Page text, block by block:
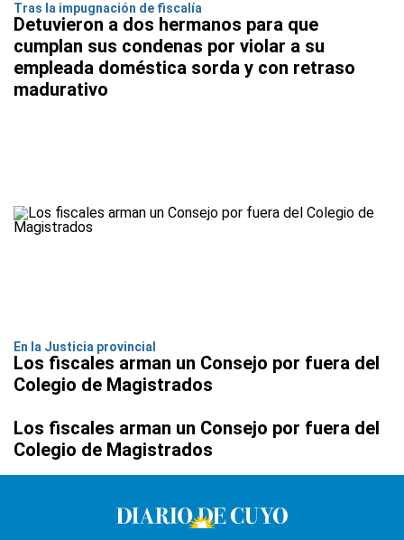
Tras la impugnación de fiscalía
Detuvieron a dos hermanos para que
cumplan sus condenas por violar a su
empleada doméstica sorda y con retraso
madurativo
En la Justicia provincial
Los fiscales arman un Consejo por fuera del
Colegio de Magistrados
Los fiscales arman un Consejo por fuera del
Colegio de Magistrados